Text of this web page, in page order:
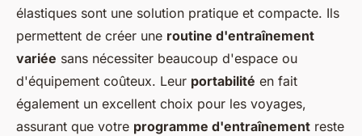
élastiques sont une solution pratique et compacte. Ils
permettent de créer une routine d'entraînement
variée sans nécessiter beaucoup d'espace ou
d'équipement coûteux. Leur portabilité en fait
également un excellent choix pour les voyages,
assurant que votre programme d'entraînement reste